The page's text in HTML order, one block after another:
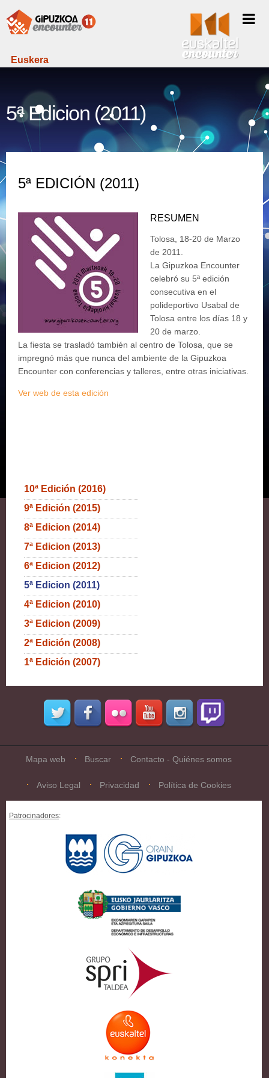
Euskera
5ª Edicion (2011)
5ª EDICIÓN (2011)
RESUMEN
Tolosa, 18-20 de Marzo
de 2011.
La Gipuzkoa Encounter
celebró su 5ª edición
consecutiva en el
polideportivo Usabal de
Tolosa entre los días 18 y
20 de marzo.
La fiesta se trasladó también al centro de Tolosa, que se
impregnó más que nunca del ambiente de la Gipuzkoa
Encounter con conferencias y talleres, entre otras iniciativas.
Ver web de esta edición
10ª Edición (2016)
9ª Edición (2015)
8ª Edicion (2014)
7ª Edicion (2013)
6ª Edicion (2012)
5ª Edicion (2011)
4ª Edicion (2010)
3ª Edicion (2009)
2ª Edición (2008)
1ª Edición (2007)
Mapa web Buscar Contacto - Quiénes somos
Aviso Legal Privacidad Política de Cookies
Patrocinadores: